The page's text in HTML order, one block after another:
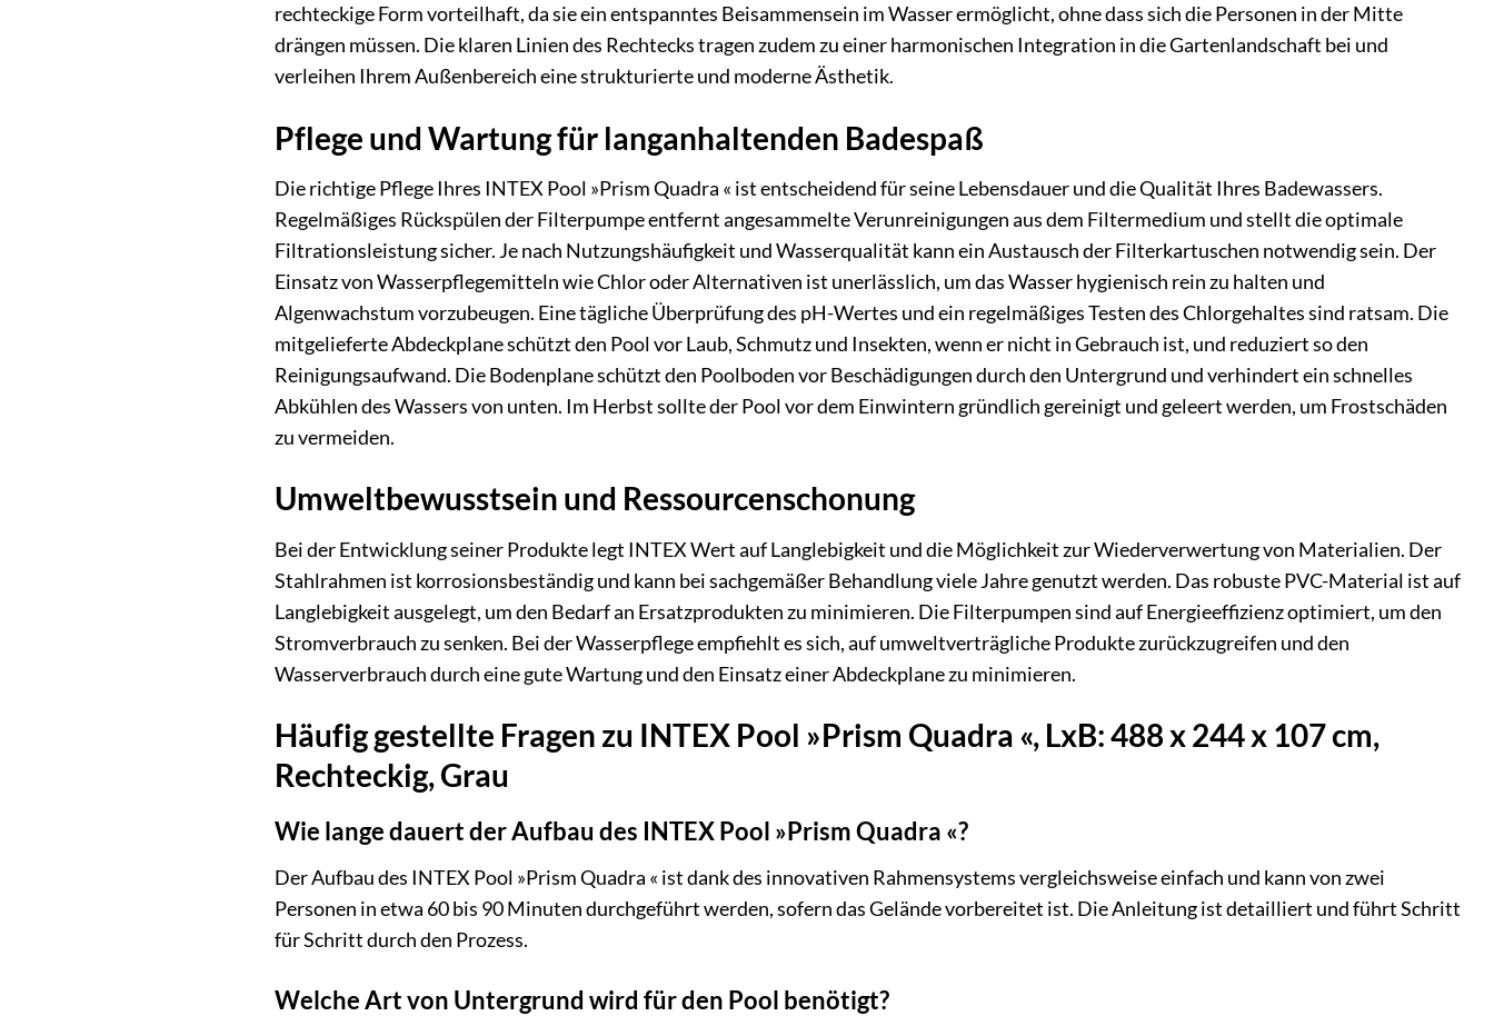
rechteckige Form vorteilhaft, da sie ein entspanntes Beisammensein im Wasser ermöglicht, ohne dass sich die Personen in der Mitte
drängen müssen. Die klaren Linien des Rechtecks tragen zudem zu einer harmonischen Integration in die Gartenlandschaft bei und
verleihen Ihrem Außenbereich eine strukturierte und moderne Ästhetik.
Pflege und Wartung für langanhaltenden Badespaß
Die richtige Pflege Ihres INTEX Pool »Prism Quadra « ist entscheidend für seine Lebensdauer und die Qualität Ihres Badewassers.
Regelmäßiges Rückspülen der Filterpumpe entfernt angesammelte Verunreinigungen aus dem Filtermedium und stellt die optimale
Filtrationsleistung sicher. Je nach Nutzungshäufigkeit und Wasserqualität kann ein Austausch der Filterkartuschen notwendig sein. Der
Einsatz von Wasserpflegemitteln wie Chlor oder Alternativen ist unerlässlich, um das Wasser hygienisch rein zu halten und
Algenwachstum vorzubeugen. Eine tägliche Überprüfung des pH-Wertes und ein regelmäßiges Testen des Chlorgehaltes sind ratsam. Die
mitgelieferte Abdeckplane schützt den Pool vor Laub, Schmutz und Insekten, wenn er nicht in Gebrauch ist, und reduziert so den
Reinigungsaufwand. Die Bodenplane schützt den Poolboden vor Beschädigungen durch den Untergrund und verhindert ein schnelles
Abkühlen des Wassers von unten. Im Herbst sollte der Pool vor dem Einwintern gründlich gereinigt und geleert werden, um Frostschäden
zu vermeiden.
Umweltbewusstsein und Ressourcenschonung
Bei der Entwicklung seiner Produkte legt INTEX Wert auf Langlebigkeit und die Möglichkeit zur Wiederverwertung von Materialien. Der
Stahlrahmen ist korrosionsbeständig und kann bei sachgemäßer Behandlung viele Jahre genutzt werden. Das robuste PVC-Material ist auf
Langlebigkeit ausgelegt, um den Bedarf an Ersatzprodukten zu minimieren. Die Filterpumpen sind auf Energieeffizienz optimiert, um den
Stromverbrauch zu senken. Bei der Wasserpflege empfiehlt es sich, auf umweltverträgliche Produkte zurückzugreifen und den
Wasserverbrauch durch eine gute Wartung und den Einsatz einer Abdeckplane zu minimieren.
Häufig gestellte Fragen zu INTEX Pool »Prism Quadra «, LxB: 488 x 244 x 107 cm,
Rechteckig, Grau
Wie lange dauert der Aufbau des INTEX Pool »Prism Quadra «?
Der Aufbau des INTEX Pool »Prism Quadra « ist dank des innovativen Rahmensystems vergleichsweise einfach und kann von zwei
Personen in etwa 60 bis 90 Minuten durchgeführt werden, sofern das Gelände vorbereitet ist. Die Anleitung ist detailliert und führt Schritt
für Schritt durch den Prozess.
Welche Art von Untergrund wird für den Pool benötigt?